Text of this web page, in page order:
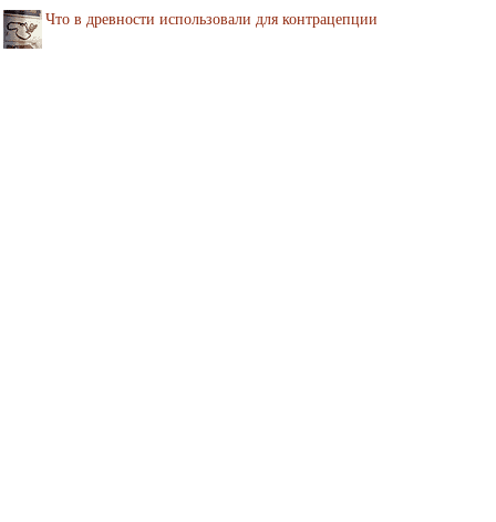
Что в древности использовали для контрацепции